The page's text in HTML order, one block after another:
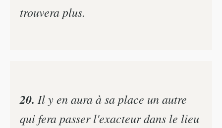
trouvera plus.
20. Il y en aura à sa place un autre
qui fera passer l'exacteur dans le lieu